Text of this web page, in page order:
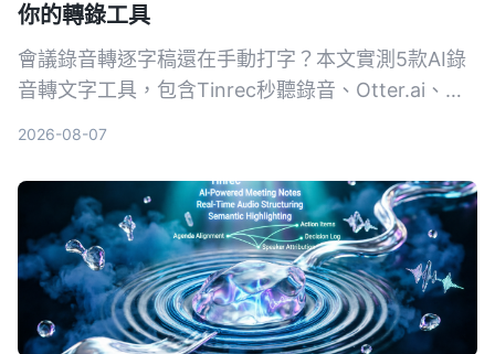
你的轉錄工具
會議錄音轉逐字稿還在手動打字？本文實測5款AI錄
音轉文字工具，包含Tinrec秒聽錄音、Otter.ai、
的會議記錄幫手。
2026-08-07